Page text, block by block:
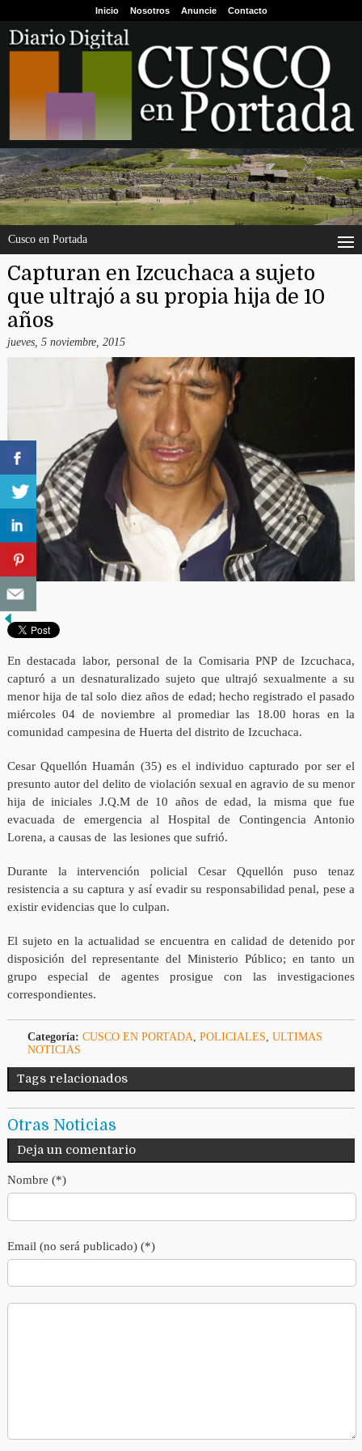
Inicio Nosotros Anuncie Contacto
Cusco en Portada
Capturan en Izcuchaca a sujeto
que ultrajó a su propia hija de 10
años
jueves, 5 noviembre, 2015
En destacada labor, personal de la Comisaria PNP de Izcuchaca,
capturó a un desnaturalizado sujeto que ultrajó sexualmente a su
menor hija de tal solo diez años de edad; hecho registrado el pasado
miércoles 04 de noviembre al promediar las 18.00 horas en la
comunidad campesina de Huerta del distrito de Izcuchaca.
Cesar Qquellón Huamán (35) es el individuo capturado por ser el
presunto autor del delito de violación sexual en agravio de su menor
hija de iniciales J.Q.M de 10 años de edad, la misma que fue
evacuada de emergencia al Hospital de Contingencia Antonio
Lorena, a causas de las lesiones que sufrió.
Durante la intervención policial Cesar Qquellón puso tenaz
resistencia a su captura y así evadir su responsabilidad penal, pese a
existir evidencias que lo culpan.
El sujeto en la actualidad se encuentra en calidad de detenido por
disposición del representante del Ministerio Público; en tanto un
grupo especial de agentes prosigue con las investigaciones
correspondientes.
Categoría: CUSCO EN PORTADA, POLICIALES, ULTIMAS
NOTICIAS
Tags relacionados
Otras Noticias
Deja un comentario
Nombre (*)
Email (no será publicado) (*)